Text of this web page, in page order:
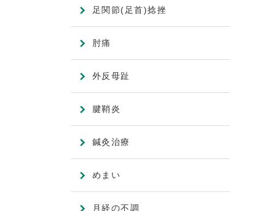
足関節(足首)捻挫
肘痛
外反母趾
腱鞘炎
鍼灸治療
めまい
月経の不調